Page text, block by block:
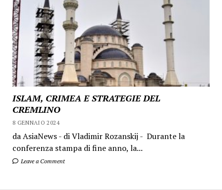
ISLAM, CRIMEA E STRATEGIE DEL
CREMLINO
8 GENNAIO 2024
da AsiaNews - di Vladimir Rozanskij - Durante la
conferenza stampa di fine anno, la...
Leave a Comment